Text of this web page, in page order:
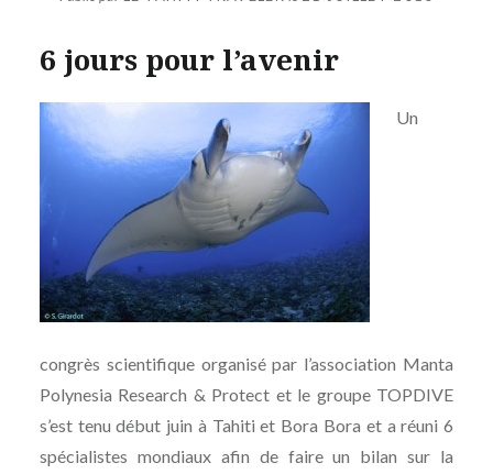
6 jours pour l’avenir
Un
congrès scientifique organisé par l’association Manta
Polynesia Research & Protect et le groupe TOPDIVE
s’est tenu début juin à Tahiti et Bora Bora et a réuni 6
spécialistes mondiaux afin de faire un bilan sur la